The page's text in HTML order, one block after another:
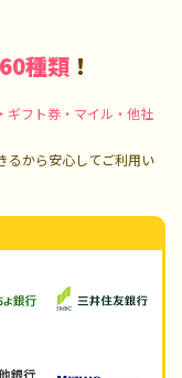
種類 ！
ギフト券・マイル・他社
るから安心してご利用い